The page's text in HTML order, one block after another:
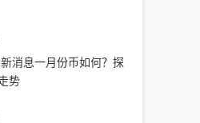
消息一月份币如何？探
势